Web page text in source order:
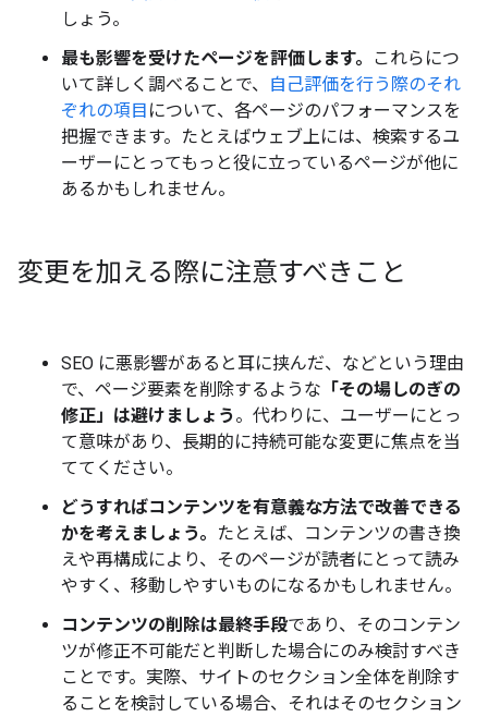
しょう。
最も影響を受けたページを評価します。
これらにつ
いて詳しく調べることで、
自己評価を行う際のそれ
ぞれの項目 について、各ページのパフォーマンスを
把握できます。たとえばウェブ上には、検索するユ
ーザーにとってもっと役に立っているページが他に
あるかもしれません。
変更を加える際に注意すべきこと
SEO に悪影響があると耳に挟んだ、などという理由
で、ページ要素を削除するような 「その場しのぎの
修正」は避けましょう 。代わりに、ユーザーにとっ
て意味があり、長期的に持続可能な変更に焦点を当
ててください。
どうすればコンテンツを有意義な方法で改善できる
かを考えましょう。
たとえば、コンテンツの書き換
えや再構成により、そのページが読者にとって読み
やすく、移動しやすいものになるかもしれません。
コンテンツの削除は最終手段であり、そのコンテン
ツが修正不可能だと判断した場合にのみ検討すべき
ことです。実際、サイトのセクション全体を削除す
ることを検討している場合、それはそのセクション